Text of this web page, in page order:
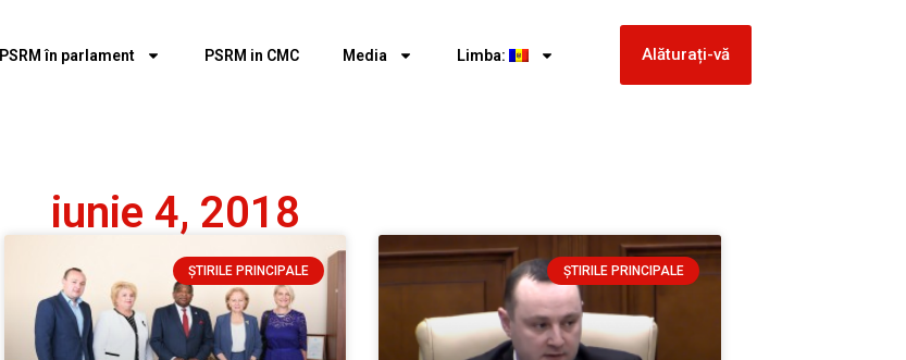
PSRM în parlament PSRM in CMC Media Limba: Alăturați-vă
iunie 4, 2018
ȘTIRILE PRINCIPALE ȘTIRILE PRINCIPALE